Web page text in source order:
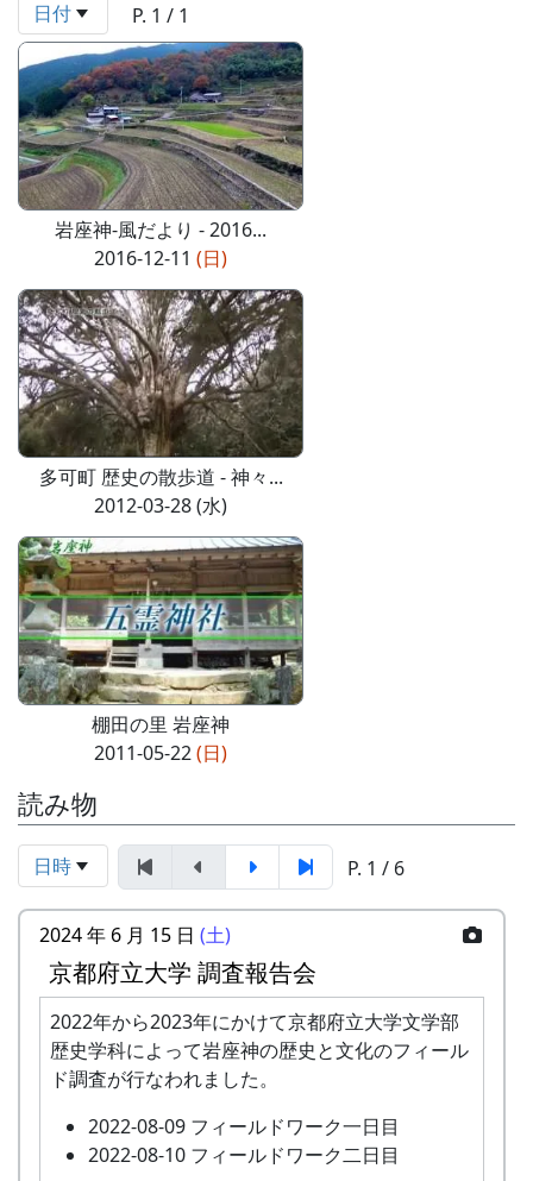
日付 P. 1 / 1
岩座神-風だより - 2016...
2016-12-11 (日)
多可町 歴史の散歩道 - 神々...
2012-03-28 (水)
棚田の里 岩座神
2011-05-22(日)
読み物
日時 P. 1 / 6
2024 年 6 月 15 日 (土)
京都府立大学 調査報告会
2022年から2023年にかけて京都府立大学文学部
歴史学科によって岩座神の歴史と文化のフィール
ド調査が行なわれました。
2022-08-09 フィールドワーク一日目
2022-08-10 フィールドワーク二日目